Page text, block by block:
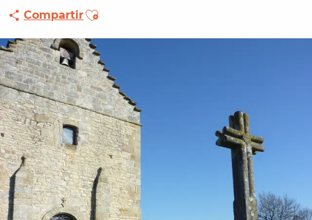
CompartirAjouter aux favoris